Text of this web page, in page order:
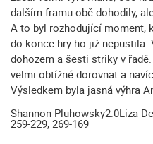
dalším framu obě dohodily,
A to byl rozhodující moment,
do konce hry ho již nepustila.
dohozem a šesti striky v
velmi obtížné dorovnat a
Výsledkem byla jasná výhra
Shannon Pluhowsky2:0Liza
259-229, 269-169